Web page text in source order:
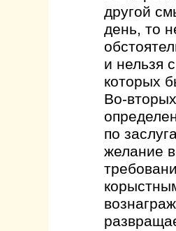
другой
день, то
и нельзя
которых
Во-
по
желание